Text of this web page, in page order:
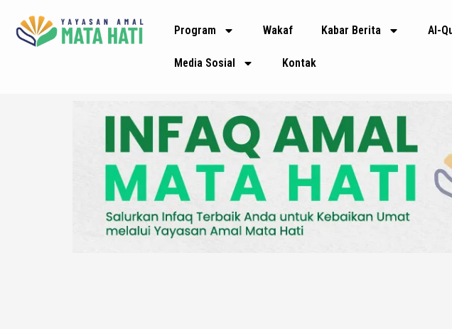
Program Wakaf Kabar Berita Al-
Media Sosial Kontak